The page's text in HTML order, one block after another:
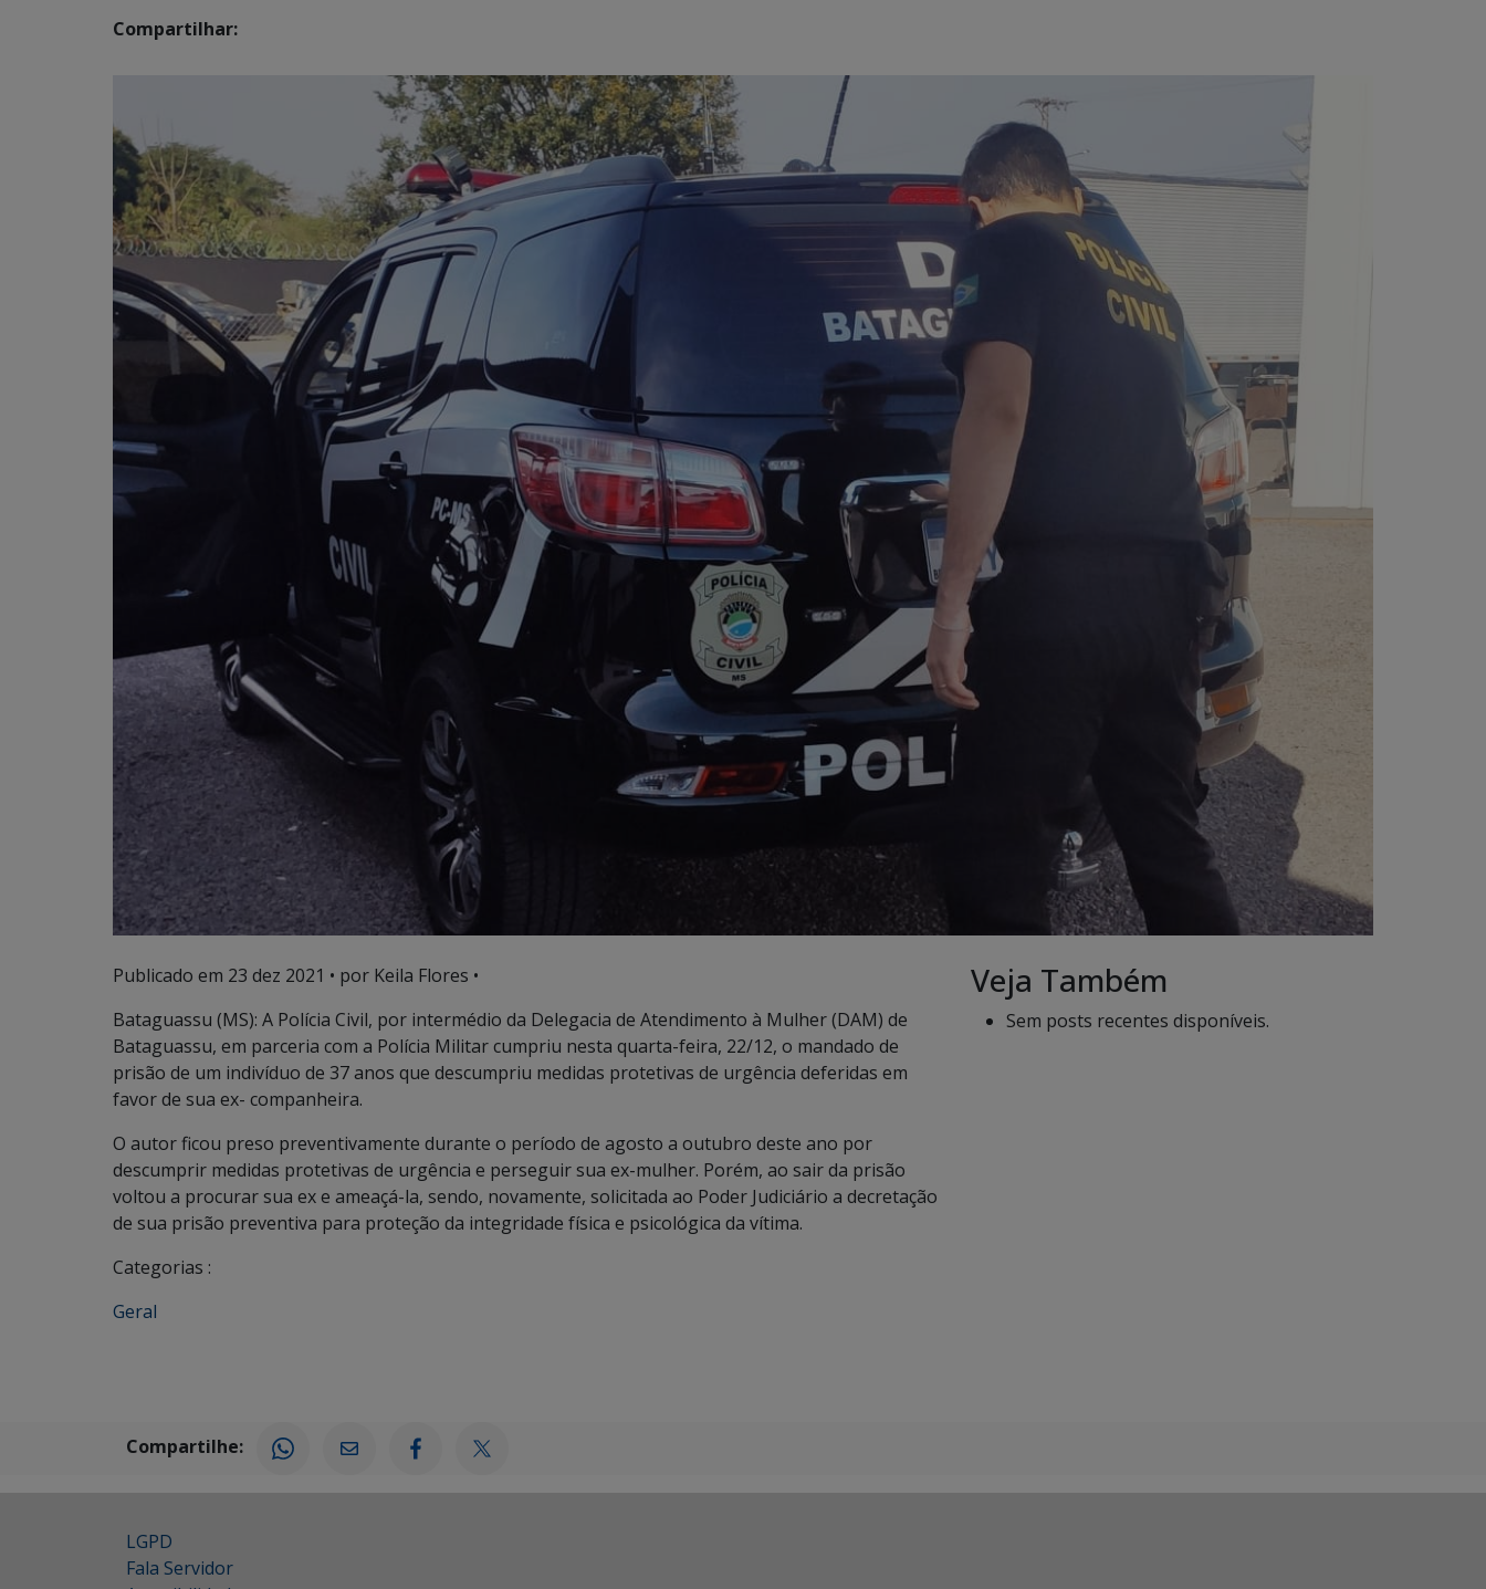
Compartilhar:
Publicado em 23 dez 2021 • por Keila Flores •
Bataguassu (MS): A Polícia Civil, por intermédio da Delegacia de Atendimento à Mulher (DAM) de
Bataguassu, em parceria com a Polícia Militar cumpriu nesta quarta-feira, 22/12, o mandado de
prisão de um indivíduo de 37 anos que descumpriu medidas protetivas de urgência deferidas em
favor de sua ex- companheira.
O autor ficou preso preventivamente durante o período de agosto a outubro deste ano por
descumprir medidas protetivas de urgência e perseguir sua ex-mulher. Porém, ao sair da prisão
voltou a procurar sua ex e ameaçá-la, sendo, novamente, solicitada ao Poder Judiciário a decretação
de sua prisão preventiva para proteção da integridade física e psicológica da vítima.
Categorias :
Geral
Veja Também
Sem posts recentes disponíveis.
Compartilhe:
LGPD
Fala Servidor